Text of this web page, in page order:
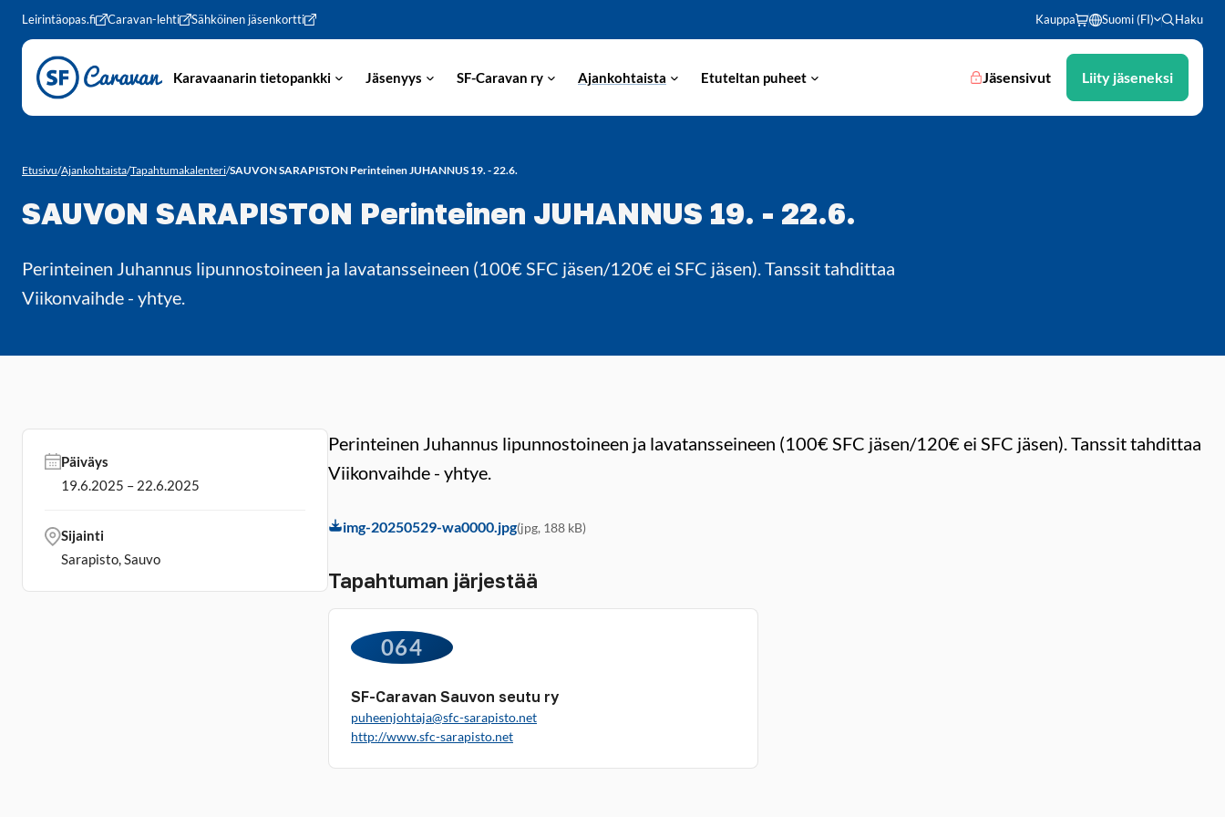
Siirry sivun sisältöön
Leirintäopas.fi Caravan-lehti Sähköinen jäsenkortti Kauppa Suomi (FI) Haku
Karavaanarin tietopankki Jäsenyys SF-Caravan ry Ajankohtaista Etuteltan puheet Jäsensivut Liity jäseneksi
Etusivu/Ajankohtaista/Tapahtumakalenteri/SAUVON SARAPISTON Perinteinen JUHANNUS 19. - 22.6.
SAUVON SARAPISTON Perinteinen JUHANNUS 19. - 22.6.
Perinteinen Juhannus lipunnostoineen ja lavatansseineen (100€ SFC jäsen/120€ ei SFC jäsen). Tanssit tahdittaa
Viikonvaihde - yhtye.
Perinteinen Juhannus lipunnostoineen ja lavatansseineen (100€ SFC jäsen/120€ ei SFC jäsen). Tanssit tahdittaa
Viikonvaihde - yhtye.
img-20250529-wa0000.jpg(jpg, 188 kB)
Tapahtuman järjestää
064
SF-Caravan Sauvon seutu ry
puheenjohtaja@sfc-sarapisto.net
http://www.sfc-sarapisto.net
Päiväys
19.6.2025 – 22.6.2025
Sijainti
Sarapisto, Sauvo